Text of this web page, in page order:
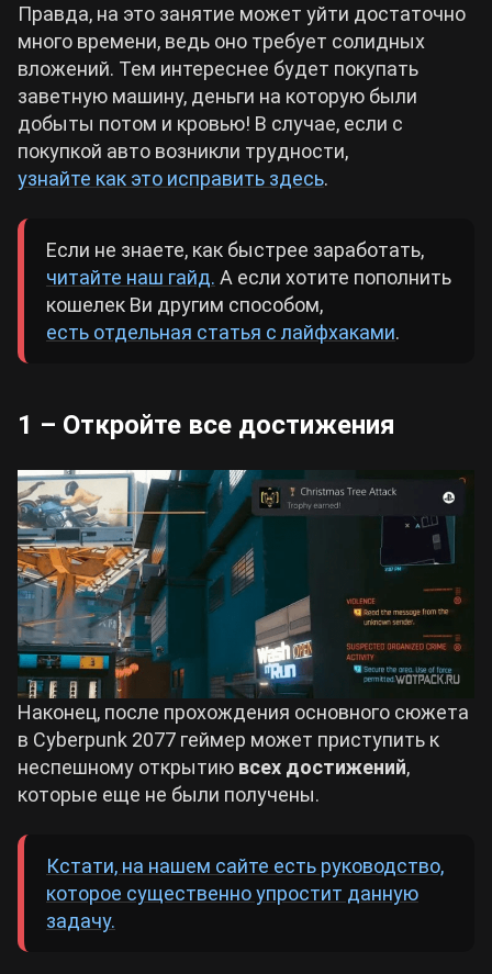
Правда, на это занятие может уйти достаточно
много времени, ведь оно требует солидных
вложений. Тем интереснее будет покупать
заветную машину, деньги на которую были
добыты потом и кровью! В случае, если с
покупкой авто возникли трудности,
узнайте как это исправить здесь.
Если не знаете, как быстрее заработать,
читайте наш гайд. А если хотите пополнить
кошелек Ви другим способом,
есть отдельная статья с лайфхаками.
1 – Откройте все достижения
Наконец, после прохождения основного сюжета
в Cyberpunk 2077 геймер может приступить к
неспешному открытию всех достижений,
которые еще не были получены.
Кстати, на нашем сайте есть руководство,
которое существенно упростит данную
задачу.